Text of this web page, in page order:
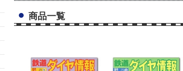
商品一覧